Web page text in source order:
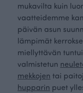
mukavilta kuin
vaatteidemme
päivän asun
lämpimät
miellyttävän
valmistetun
mekkojen tai
hupparin puet